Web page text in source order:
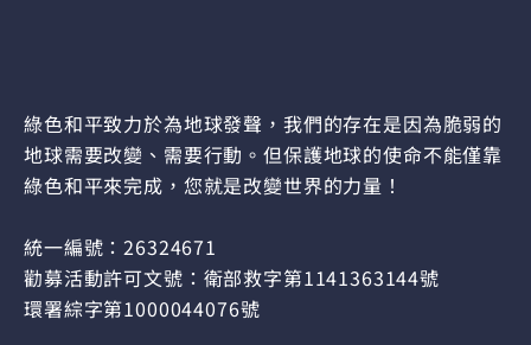
綠色和平致力於為地球發聲，我們的存在是因為脆弱的
地球需要改變、需要行動。但保護地球的使命不能僅靠
綠色和平來完成，您就是改變世界的力量！
統一編號：26324671
勸募活動許可文號：衛部救字第1141363144號
環署綜字第1000044076號